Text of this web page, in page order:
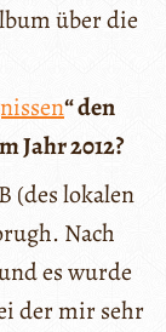
über die
“ den
Jahr 2012?
(des lokalen
Nach
es wurde
der mir sehr